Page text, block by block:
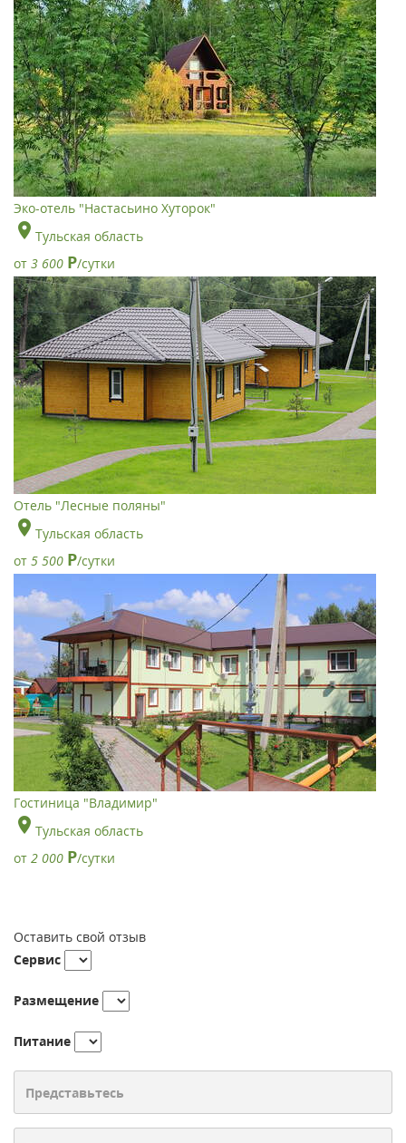
Эко-отель "Настасьино Хуторок"
Тульская область
от 3 600 Р/сутки
Отель "Лесные поляны"
Тульская область
от 5 500 Р/сутки
Гостиница "Владимир"
Тульская область
от 2 000 Р/сутки
Оставить свой отзыв
Сервис
Размещение
Питание